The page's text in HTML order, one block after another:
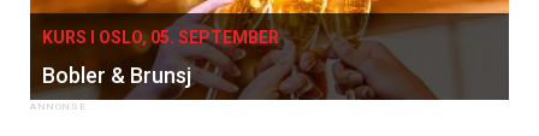
KURS I OSLO, 05. SEPTEMBER
Bobler & Brunsj